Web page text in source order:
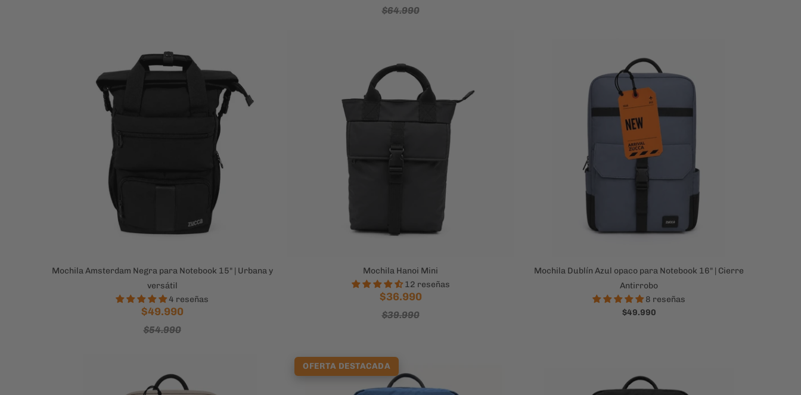
$64.990
Mochila Amsterdam Negra para Notebook 15" | Urbana y
versátil
4 reseñas
$49.990
$54.990
Mochila Hanoi Mini
12 reseñas
$36.990
$39.990
Mochila Dublín Azul opaco para Notebook 16" | Cierre
Antirrobo
8 reseñas
$49.990
OFERTA DESTACADA